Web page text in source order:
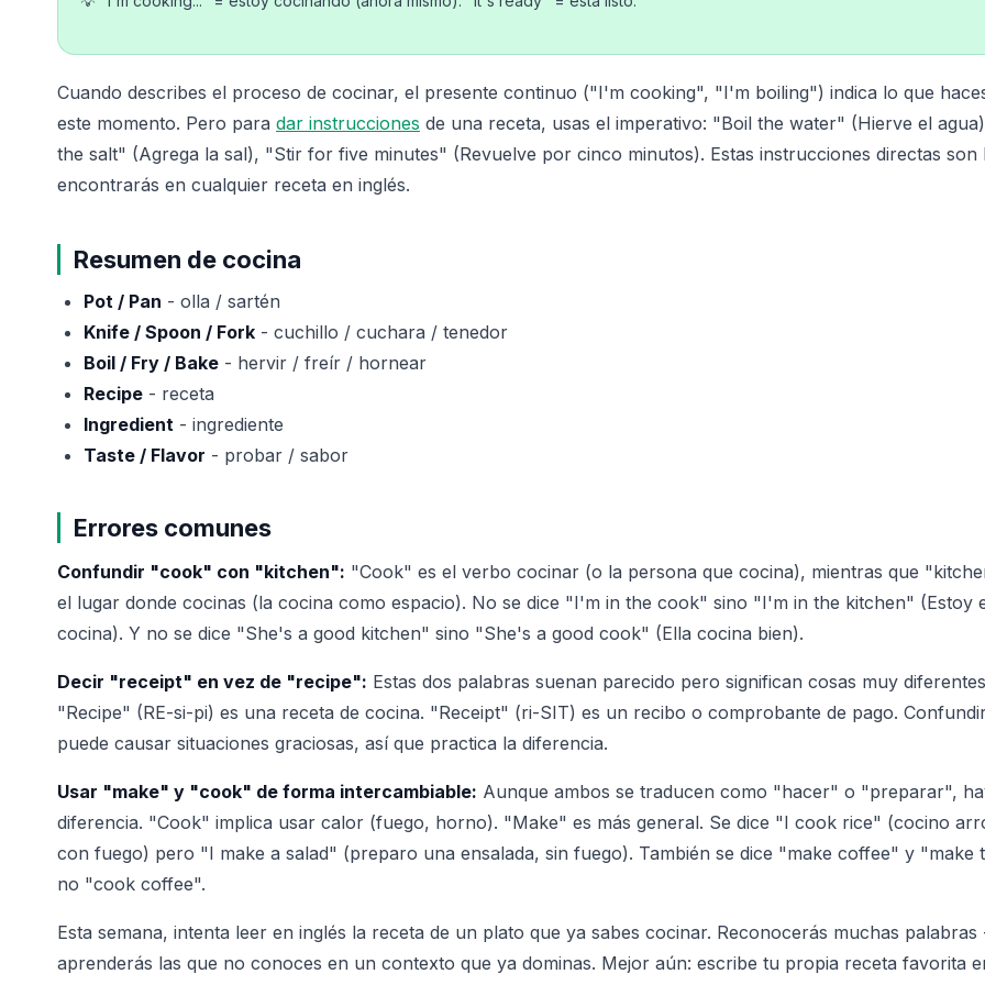
Cuando describes el proceso de cocinar, el presente continuo ("I'm cooking", "I'm boiling") indica lo que
este momento. Pero para dar instrucciones de una receta, usas el imperativo: "Boil the water" (Hierve el
the salt" (Agrega la sal), "Stir for five minutes" (Revuelve por cinco minutos). Estas instrucciones directas son
encontrarás en cualquier receta en inglés.
Resumen de cocina
Pot / Pan - olla / sartén
Knife / Spoon / Fork - cuchillo / cuchara / tenedor
Boil / Fry / Bake - hervir / freír / hornear
Recipe - receta
Ingredient - ingrediente
Taste / Flavor - probar / sabor
Errores comunes
Confundir "cook" con "kitchen": "Cook" es el verbo cocinar (o la persona que cocina), mientras que
el lugar donde cocinas (la cocina como espacio). No se dice "I'm in the cook" sino "I'm in the kitchen" (Estoy
cocina). Y no se dice "She's a good kitchen" sino "She's a good cook" (Ella cocina bien).
Decir "receipt" en vez de "recipe": Estas dos palabras suenan parecido pero significan cosas muy
"Recipe" (RE-si-pi) es una receta de cocina. "Receipt" (ri-SIT) es un recibo o comprobante de pago.
puede causar situaciones graciosas, así que practica la diferencia.
Usar "make" y "cook" de forma intercambiable: Aunque ambos se traducen como "hacer" o "preparar",
diferencia. "Cook" implica usar calor (fuego, horno). "Make" es más general. Se dice "I cook rice" (cocino
con fuego) pero "I make a salad" (preparo una ensalada, sin fuego). También se dice "make coffee" y "make
no "cook coffee".
Esta semana, intenta leer en inglés la receta de un plato que ya sabes cocinar. Reconocerás muchas palabras
aprenderás las que no conoces en un contexto que ya dominas. Mejor aún: escribe tu propia receta favorita